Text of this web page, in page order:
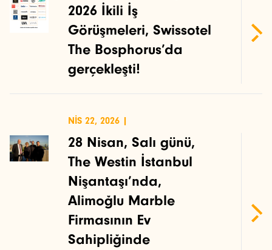
İstanbulSMD
Haberler
2026 İkili İş
Görüşmeleri, Swissotel
The Bosphorus’da
gerçekleşti!
NIS 22, 2026 |
28 Nisan, Salı günü,
The Westin İstanbul
Nişantaşı’nda,
Alimoğlu Marble
Firmasının Ev
Sahipliğinde